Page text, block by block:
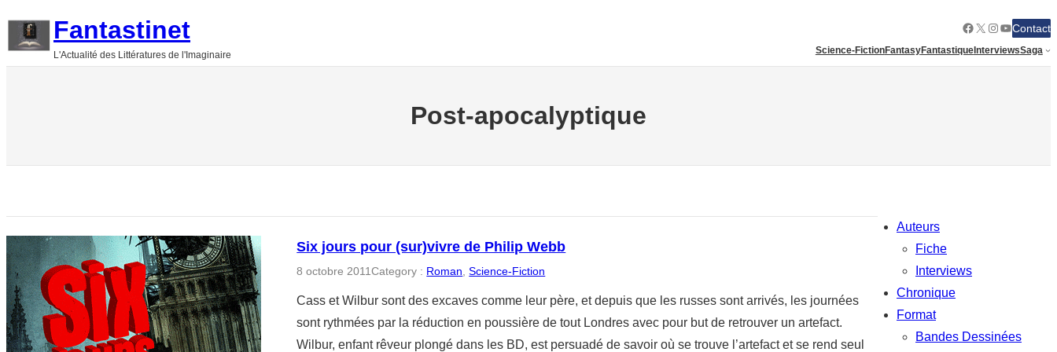
Fantastinet
L'Actualité des Littératures de l'Imaginaire
Facebook
X Instagram
YouTube
Contact
Science-FictionFantasyFantastiqueInterviewsSaga
Post-apocalyptique
Six jours pour (sur)vivre de Philip Webb
8 octobre 2011Category : Roman , Science-Fiction
Cass et Wilbur sont des excaves comme leur père, et depuis que les russes sont arrivés, les journées
sont rythmées par la réduction en poussière de tout Londres avec pour but de retrouver un artefact.
Wilbur, enfant rêveur plongé dans les BD, est persuadé de savoir où se trouve l’artefact et se rend seul
Auteurs
Fiche
Interviews
Chronique
Format
Bandes Dessinées